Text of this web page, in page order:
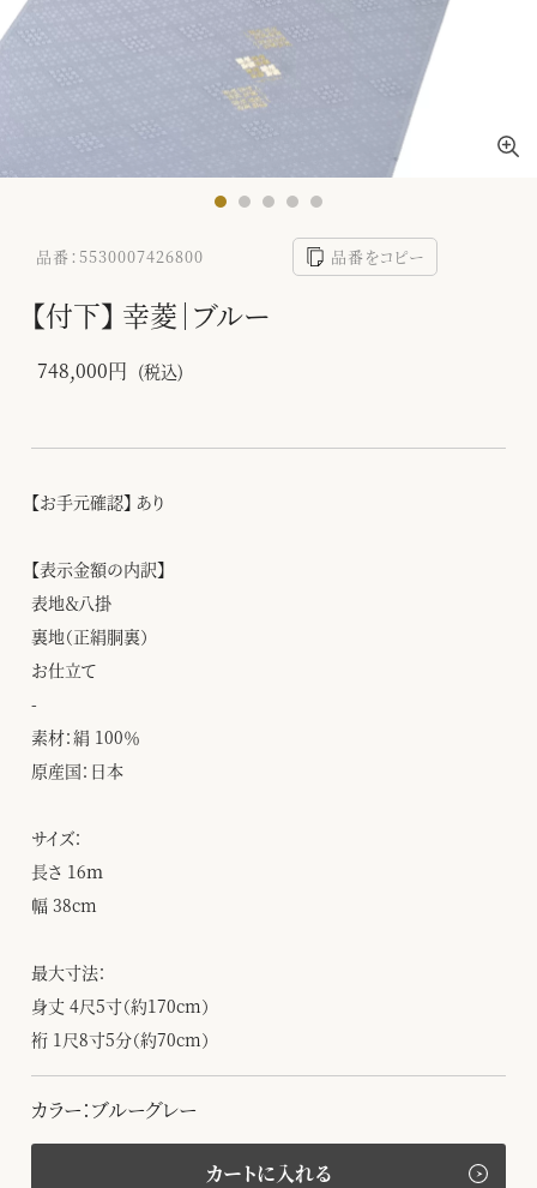
品番：5530007426800 品番をコピー
【付下】 幸菱｜ブルー
748,000円 (税込)
【お手元確認】 あり
【表示金額の内訳】
表地＆八掛
裏地（正絹胴裏）
お仕立て
-
素材：絹 100％
原産国：日本
サイズ：
長さ 16ｍ
幅 38cm
最大寸法：
身丈 4尺5寸（約170cm）
裄 1尺8寸5分（約70cm）
カラー：ブルーグレー
カートに入れる